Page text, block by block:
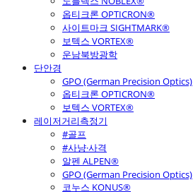
옵티크론 OPTICRON®
사이트마크 SIGHTMARK®
보텍스 VORTEX®
운남북방광학
단안경
GPO (German Precision Optics)
옵티크론 OPTICRON®
보텍스 VORTEX®
레이저거리측정기
#골프
#사냥·사격
알펜 ALPEN®
GPO (German Precision Optics)
코누스 KONUS®